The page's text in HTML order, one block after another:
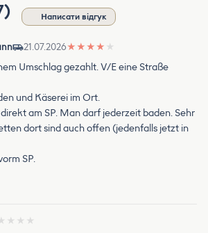
Написати відгук
21.07.2026★ ★ ★ ★ ★
Umschlag gezahlt. V/E eine Straße
und Käserei im Ort.
am SP. Man darf jederzeit baden. Sehr
dort sind auch offen (jedenfalls jetzt in
SP.
★ ★ ★